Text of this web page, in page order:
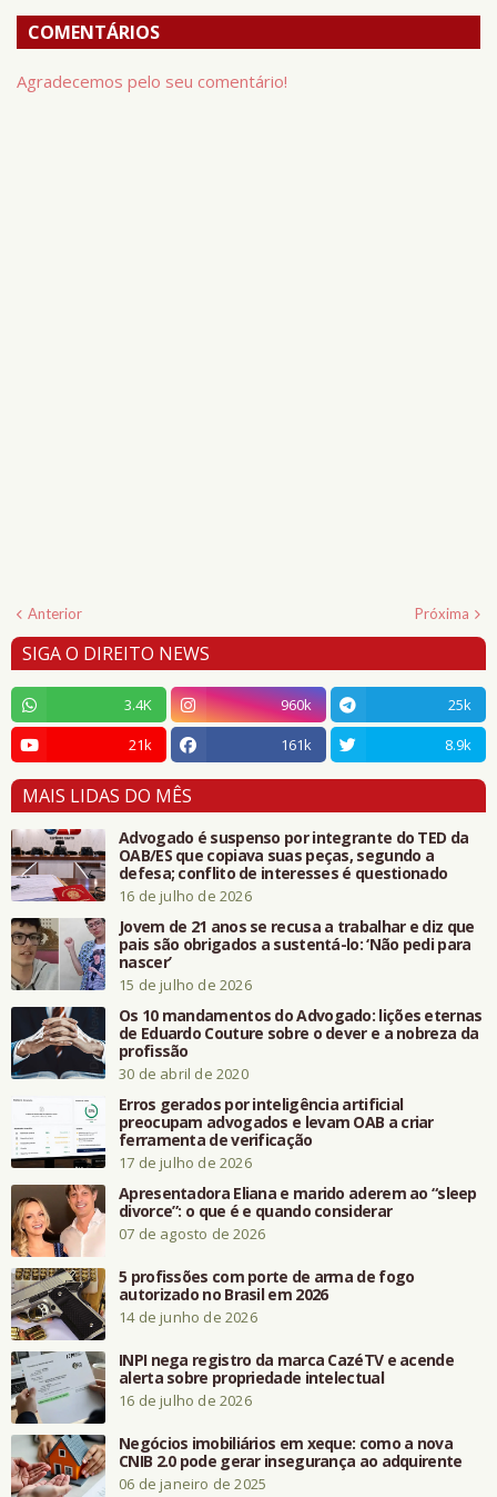
COMENTÁRIOS
Agradecemos pelo seu comentário!
Anterior Próxima
SIGA O DIREITO NEWS
3.4K 960k
25k
21k
161k 8.9k
MAIS LIDAS DO MÊS
Advogado é suspenso por integrante do TED da
OAB/ES que copiava suas peças, segundo a
defesa; conflito de interesses é questionado
16 de julho de 2026
Jovem de 21 anos se recusa a trabalhar e diz que
pais são obrigados a sustentá-lo: ‘Não pedi para
nascer’
15 de julho de 2026
Os 10 mandamentos do Advogado: lições eternas
de Eduardo Couture sobre o dever e a nobreza da
profissão
30 de abril de 2020
Erros gerados por inteligência artificial
preocupam advogados e levam OAB a criar
ferramenta de verificação
17 de julho de 2026
Apresentadora Eliana e marido aderem ao “sleep
divorce”: o que é e quando considerar
07 de agosto de 2026
5 profissões com porte de arma de fogo
autorizado no Brasil em 2026
14 de junho de 2026
INPI nega registro da marca CazéTV e acende
alerta sobre propriedade intelectual
16 de julho de 2026
Negócios imobiliários em xeque: como a nova
CNIB 2.0 pode gerar insegurança ao adquirente
06 de janeiro de 2025